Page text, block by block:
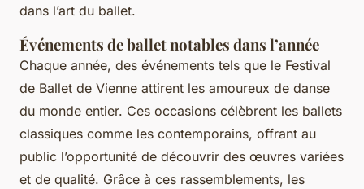
dans l’art du ballet.
Événements de ballet notables dans l’année
Chaque année, des événements tels que le Festival
de Ballet de Vienne attirent les amoureux de danse
du monde entier. Ces occasions célèbrent les ballets
classiques comme les contemporains, offrant au
public l’opportunité de découvrir des œuvres variées
et de qualité. Grâce à ces rassemblements, les